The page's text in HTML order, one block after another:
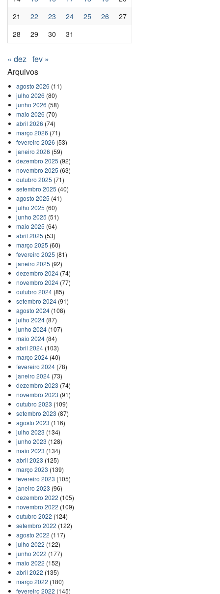
21
22 23 24 25 26
27
28
29 30 31
« dez fev »
Arquivos
agosto 2026 (11)
julho 2026 (80)
junho 2026 (58)
maio 2026 (70)
abril 2026 (74)
março 2026 (71)
fevereiro 2026 (53)
janeiro 2026 (59)
dezembro 2025 (92)
novembro 2025 (63)
outubro 2025 (71)
setembro 2025 (40)
agosto 2025 (41)
julho 2025 (60)
junho 2025 (51)
maio 2025 (64)
abril 2025 (53)
março 2025 (60)
fevereiro 2025 (81)
janeiro 2025 (92)
dezembro 2024(74)
novembro 2024(77)
outubro 2024(85)
setembro 2024(91)
agosto 2024(108)
julho 2024(87)
junho 2024(107)
maio 2024(84)
abril 2024(103)
março 2024(40)
fevereiro 2024(78)
janeiro 2024(73)
dezembro 2023 (74)
novembro 2023 (91)
outubro 2023 (109)
setembro 2023 (87)
agosto 2023 (116)
julho 2023 (134)
junho 2023 (128)
maio 2023 (134)
abril 2023 (125)
março 2023 (139)
fevereiro 2023 (105)
janeiro 2023 (96)
dezembro 2022 (105)
novembro 2022 (109)
outubro 2022 (124)
setembro 2022 (122)
agosto 2022 (117)
julho 2022 (122)
junho 2022 (177)
maio 2022 (152)
abril 2022 (135)
março 2022 (180)
fevereiro 2022 (145)